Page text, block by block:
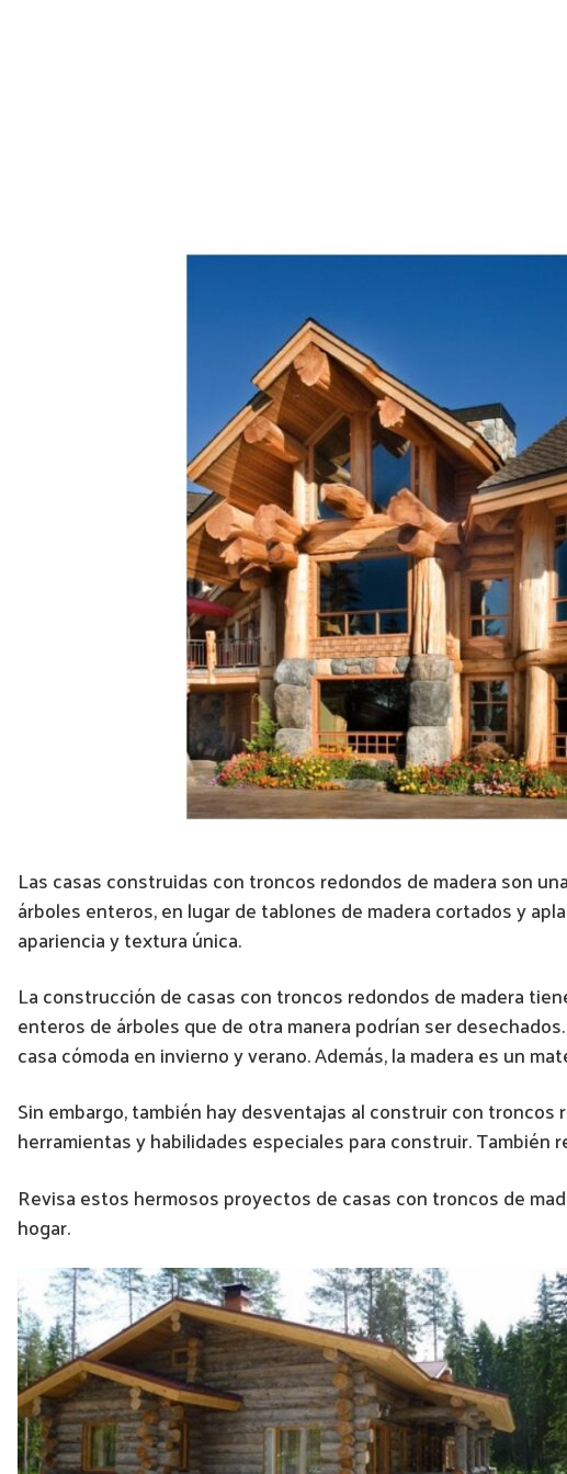
Las casas construidas con troncos redondos de madera son
árboles enteros, en lugar de tablones de madera cortados y
apariencia y textura única.
La construcción de casas con troncos redondos de madera
enteros de árboles que de otra manera podrían ser
casa cómoda en invierno y verano. Además, la madera es un
Sin embargo, también hay desventajas al construir con
herramientas y habilidades especiales para construir. También
Revisa estos hermosos proyectos de casas con troncos de
hogar.